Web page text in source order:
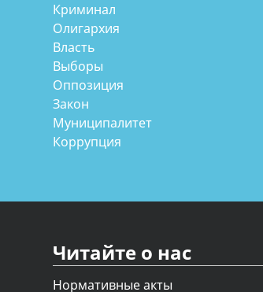
Криминал
Олигархия
Власть
Выборы
Оппозиция
Закон
Муниципалитет
Коррупция
Читайте о нас
Нормативные акты